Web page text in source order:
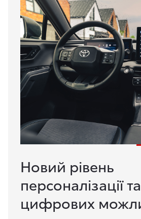
Новий рівень
персоналізації та
цифрових